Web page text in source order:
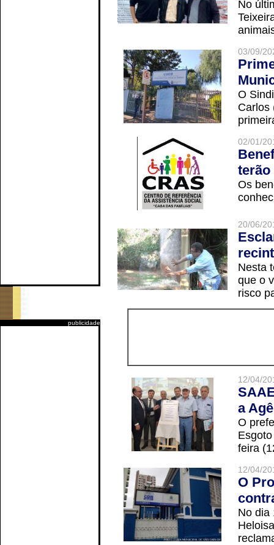
publicidade
No
03/09/
O
Carlos
02/01/
terão
Os
20/06/
Nesta
que o
risco
12/04/
a
O
feira
12/04/
O
No dia